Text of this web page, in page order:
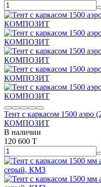
Тент с каркасом 1500 аэро
КОМПОЗИТ
В наличии
120 600 T